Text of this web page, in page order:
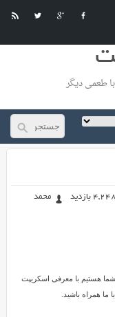
طعمی دیگر
تلاش
4,248 بازدید
محمد
شما هستیم با معرفی اسکریپت
ما همراه باشید.